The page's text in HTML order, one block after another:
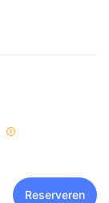
Reserveren